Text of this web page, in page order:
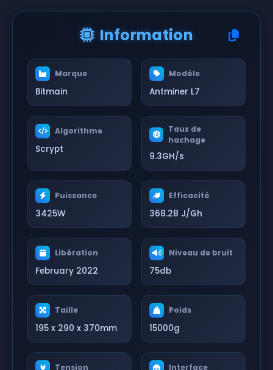
Information
Marque
Bitmain
Modèle
Antminer L7
Algorithme
Scrypt
Taux de
hachage
9.3GH/s
Puissance
3425W
Efficacité
368.28 J/Gh
Libération
February 2022
Niveau de bruit
75db
Taille
195 x 290 x 370mm
Poids
15000g
Tension Interface